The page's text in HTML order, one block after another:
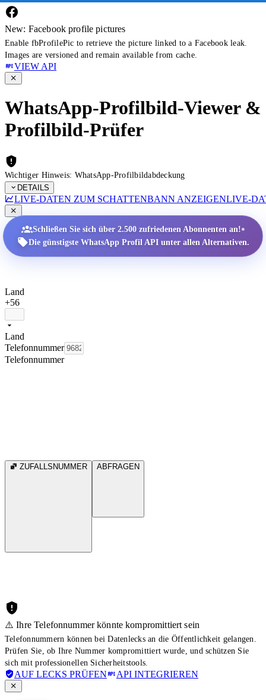
New: Facebook profile pictures
Enable fbProfilePic to retrieve the picture linked to a Facebook leak.
Images are versioned and remain available from cache.
VIEW API
WhatsApp-Profilbild-Viewer &
Profilbild-Prüfer
Wichtiger Hinweis: WhatsApp-Profilbildabdeckung
DETAILS
LIVE-DATEN ZUM SCHATTENBANN ANZEIGENLIVE-
Schließen Sie sich über 2.500 zufriedenen Abonnenten an!•
Die günstigste WhatsApp Profil API unter allen Alternativen.
Land
+56
Land
Telefonnummer
Telefonnummer
ZUFALLSNUMMER ABFRAGEN
⚠️ Ihre Telefonnummer könnte kompromittiert sein
Telefonnummern können bei Datenlecks an die Öffentlichkeit gelangen.
Prüfen Sie, ob Ihre Nummer kompromittiert wurde, und schützen Sie
sich mit professionellen Sicherheitstools.
AUF LECKS PRÜFEN API INTEGRIEREN